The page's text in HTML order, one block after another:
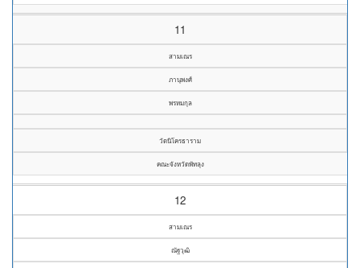
11
สามเณร
ภานุพงศ์
พรหมกุล
วัดนิโครธาราม
คณะจังหวัดพัทลุง
12
สามเณร
ณัฐวุฒิ